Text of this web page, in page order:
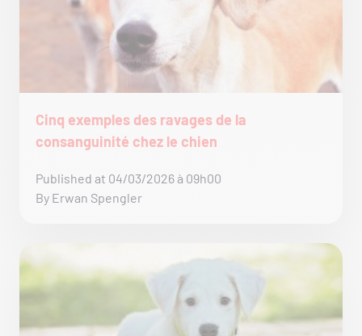
Cinq exemples des ravages de la
consanguinité chez le chien
Published at 04/03/2026 à 09h00
By Erwan Spengler